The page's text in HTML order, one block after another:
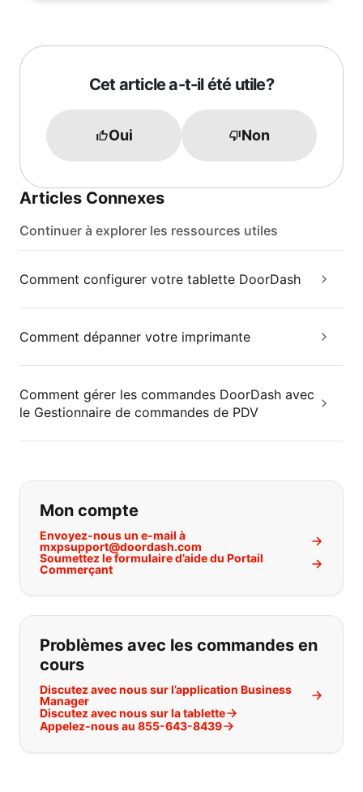
Cet article a-t-il été utile?
Oui Non
Articles Connexes
Continuer à explorer les ressources utiles
Comment configurer votre tablette DoorDash
Comment dépanner votre imprimante
Comment gérer les commandes DoorDash avec
le Gestionnaire de commandes de PDV
Si vous ne trouvez pas ce que vous
Mon compte
Envoyez-nous un e-mail à
mxpsupport@doordash.com
Soumettez le formulaire d’aide du Portail
Commerçant
Problèmes avec les commandes en
cours
Discutez avec nous sur l’application Business
Manager
Discutez avec nous sur la tablette
Appelez-nous au 855-643-8439